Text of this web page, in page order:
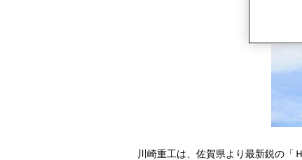
川崎重工は、佐賀県より最新鋭の